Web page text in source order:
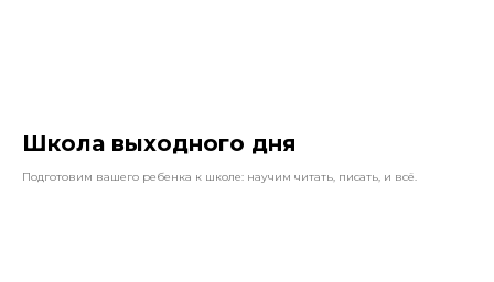
Школа выходного дня
Подготовим вашего ребенка к школе: научим читать, писать, и всё.